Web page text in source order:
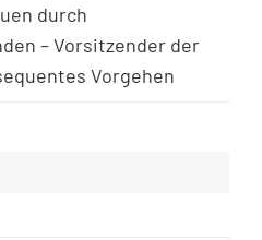
durch
– Vorsitzender der
Vorgehen